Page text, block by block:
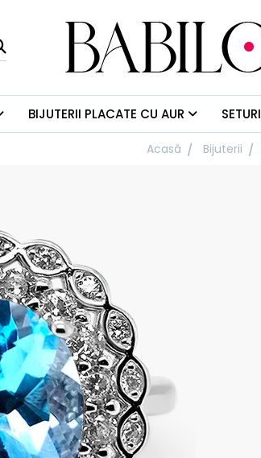
BIJUTERII PLACATE CU AUR SETURI
Acasă Bijuterii